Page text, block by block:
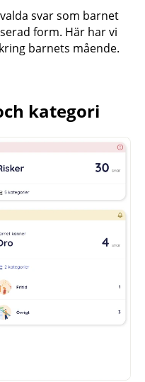
svar som barnet
form. Här har vi
barnets mående.
kategori